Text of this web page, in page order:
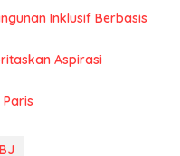
Inklusif Berbasis
Aspirasi